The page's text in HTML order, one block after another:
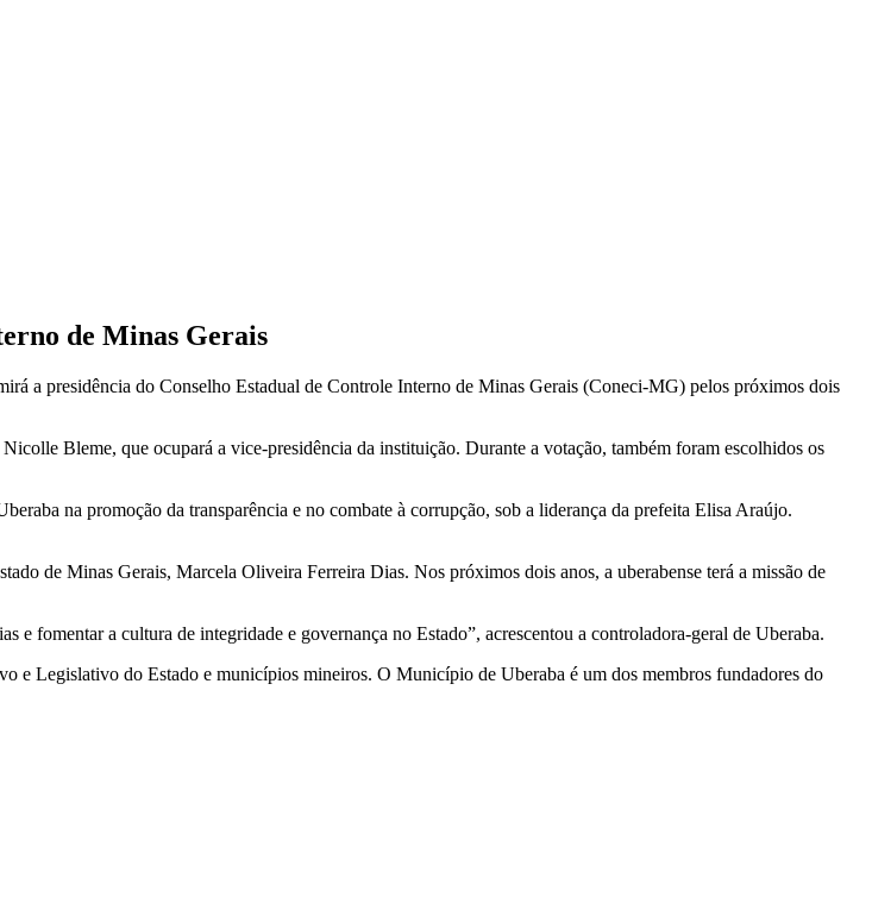
de Minas Gerais
a presidência do Conselho Estadual de Controle Interno de Minas Gerais (Coneci-MG) pelos próximos dois
Bleme, que ocupará a vice-presidência da instituição. Durante a votação, também foram escolhidos os
na promoção da transparência e no combate à corrupção, sob a liderança da prefeita Elisa Araújo.
de Minas Gerais, Marcela Oliveira Ferreira Dias. Nos próximos dois anos, a uberabense terá a missão de
e fomentar a cultura de integridade e governança no Estado”, acrescentou a controladora-geral de Uberaba.
e Legislativo do Estado e municípios mineiros. O Município de Uberaba é um dos membros fundadores do